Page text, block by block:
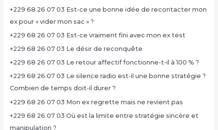
+229 68 26 07 03 Est-ce une bonne idée de recontacter mon
ex pour « vider mon sac » ?
+229 68 26 07 03 Est-ce vraiment fini avec mon ex test
+229 68 26 07 03 Le désir de reconquête
+229 68 26 07 03 Le retour affectif fonctionne-t-il à 100 % ?
+229 68 26 07 03 Le silence radio est-il une bonne stratégie ?
Combien de temps doit-il durer ?
+229 68 26 07 03 Mon ex regrette mais ne revient pas
+229 68 26 07 03 Où est la limite entre stratégie sincère et
manipulation ?